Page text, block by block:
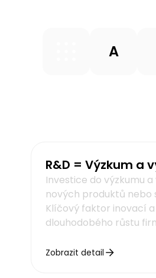
A
R&D = Výzkum a
Investice do výzkumu a
nových produktů nebo
Klíčový faktor inovací a
dlouhodobého růstu
Zobrazit detail